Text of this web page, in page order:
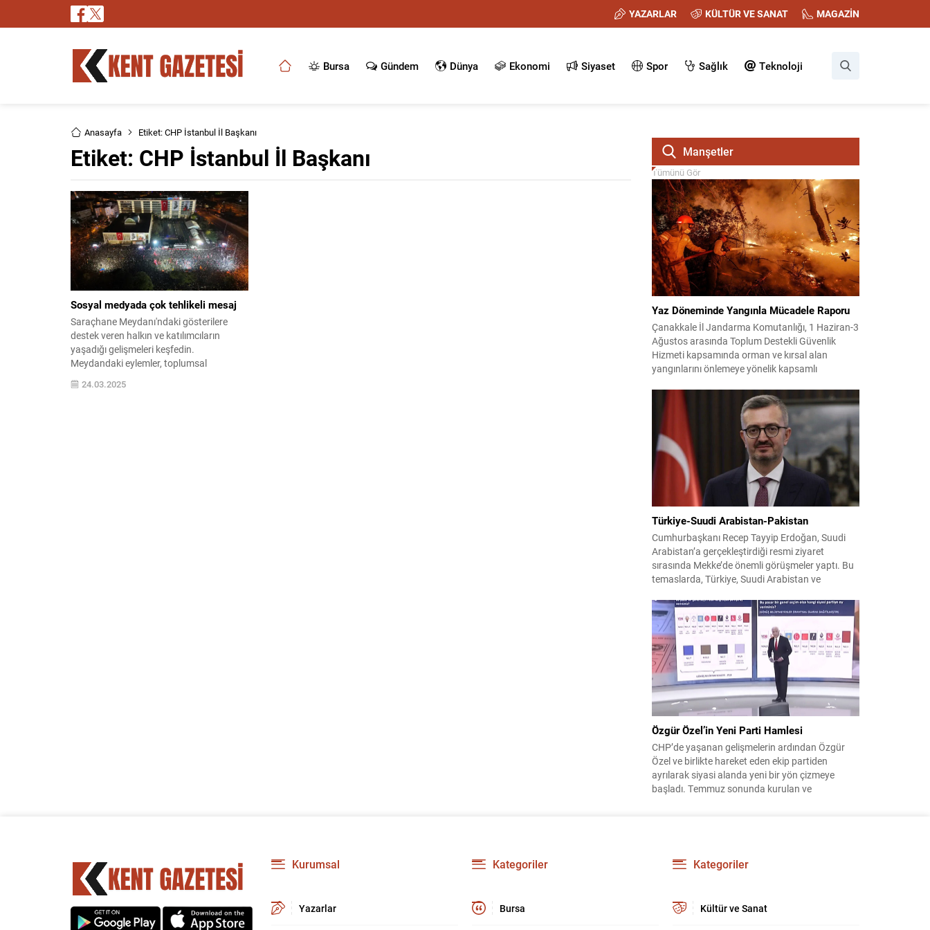
YAZARLAR KÜLTÜR VE SANAT MAGAZİN
Bursa Gündem Dünya Ekonomi Siyaset Spor Sağlık Teknoloji
Anasayfa Etiket: CHP İstanbul İl Başkanı
Etiket: CHP İstanbul İl Başkanı
Sosyal medyada çok tehlikeli mesaj
Saraçhane Meydanı'ndaki gösterilere
destek veren halkın ve katılımcıların
yaşadığı gelişmeleri keşfedin.
Meydandaki eylemler, toplumsal
hareketlilik ve daha fazlası hakkında
detaylı bilgiye ulaşın.
24.03.2025
Manşetler
Tümünü Gör
Yaz Döneminde Yangınla Mücadele Raporu
Çanakkale İl Jandarma Komutanlığı, 1 Haziran-3
Ağustos arasında Toplum Destekli Güvenlik
Hizmeti kapsamında orman ve kırsal alan
yangınlarını önlemeye yönelik kapsamlı
görev yapan 178 tim ve 742 personel, sahada
aktif olarak halkı bilinçlendirdi ve denetim
faaliyetleri gerçekleştirdi. Faaliyetler esnasında
bin 315 biçerdöver ve balya...
Türkiye-Suudi Arabistan-Pakistan
Cumhurbaşkanı Recep Tayyip Erdoğan, Suudi
Arabistan’a gerçekleştirdiği resmi ziyaret
sırasında Mekke’de önemli görüşmeler yaptı. Bu
temaslarda, Türkiye, Suudi Arabistan ve
birliği çerçevesi oluşturuldu. Ziyaretin en somut
çıktısı, üç ülkenin imza attığı Mekke Ortak
Savunma Anlaşması oldu. Anlaşma; ortak
güvenlik yaklaşımıyla bölgesel barış, istikrar...
Özgür Özel’in Yeni Parti Hamlesi
CHP’de yaşanan gelişmelerin ardından Özgür
Özel ve birlikte hareket eden ekip partiden
ayrılarak siyasi alanda yeni bir yön çizmeye
başladı. Temmuz sonunda kurulan ve
bulduğu iddiaları gündemi...
Kurumsal
Yazarlar
Kategoriler
Bursa
Kategoriler
Kültür ve Sanat